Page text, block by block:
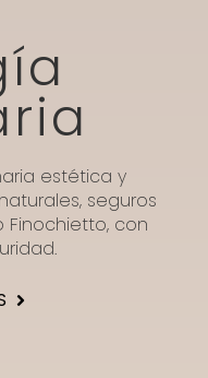
estética y
seguros
Finochietto, con